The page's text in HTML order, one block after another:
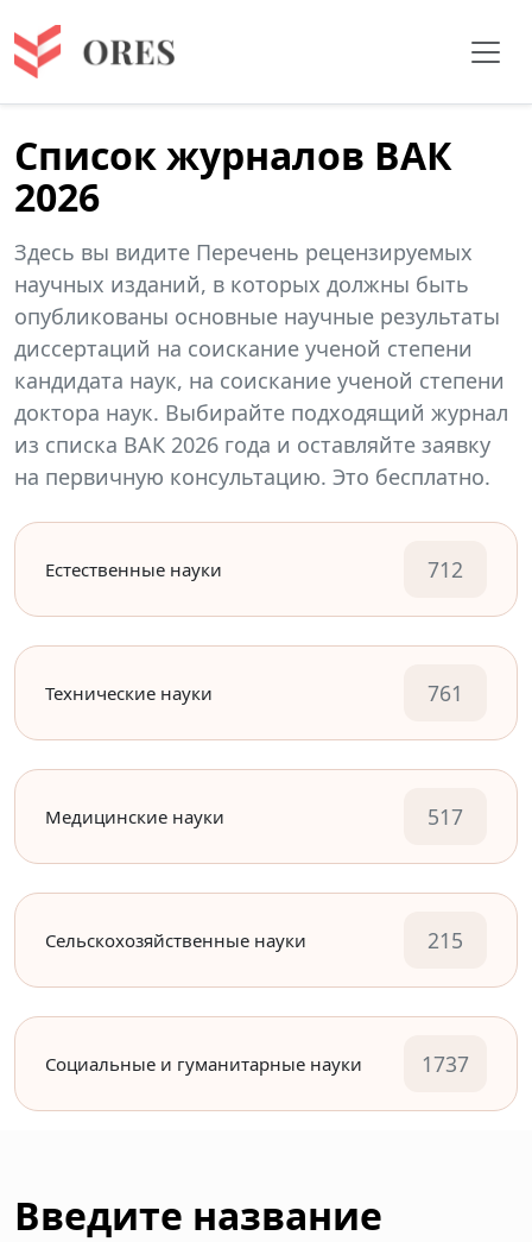
Список журналов ВАК
2026
Здесь вы видите Перечень рецензируемых
научных изданий, в которых должны быть
опубликованы основные научные результаты
диссертаций на соискание ученой степени
кандидата наук, на соискание ученой степени
доктора наук. Выбирайте подходящий журнал
из списка ВАК 2026 года и оставляйте заявку
на первичную консультацию. Это бесплатно.
Естественные науки 712
Технические науки 761
Медицинские науки 517
Сельскохозяйственные науки 215
Социальные и гуманитарные науки 1737
Введите название